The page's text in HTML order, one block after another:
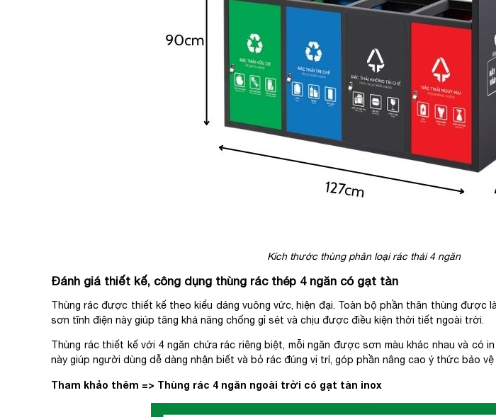
Kích thước thùng phân loại rác thải 4 ngăn
Đánh giá thiết kế, công dụng thùng rác thép 4 ngăn có gạt tàn
Thùng rác được thiết kế theo kiểu dáng vuông vức, hiện đại. Toàn bộ phần thân thùng được
sơn tĩnh điện này giúp tăng khả năng chống gỉ sét và chịu được điều kiện thời tiết ngoài trời.
Thùng rác thiết kế với 4 ngăn chứa rác riêng biệt, mỗi ngăn được sơn màu khác nhau và có
này giúp người dùng dễ dàng nhận biết và bỏ rác đúng vị trí, góp phần nâng cao ý thức bảo
Tham khảo thêm => Thùng rác 4 ngăn ngoài trời có gạt tàn inox